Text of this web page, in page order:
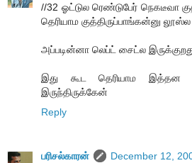
//32 ஓட்டுல ரெண்டுபேர் நெகடீவா
தெரியாம குத்திருப்பாங்கன்னு லூஸ்ல
அப்படின்னா லெப்ட் சைட்ல
இது கூட தெரியாம இத்தன
இருந்திருக்கேன்
Reply
பரிசல்காரன்
December 12,